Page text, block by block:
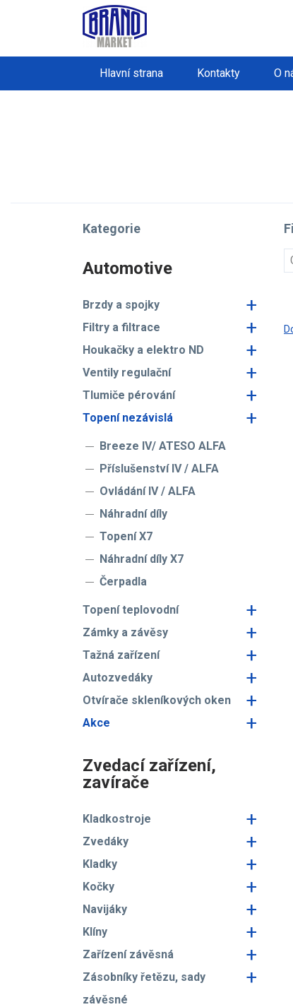
Hlavní strana Kontakty O
Kategorie
Automotive
Brzdy a spojky +
Filtry a filtrace +
Houkačky a elektro ND +
Ventily regulační +
Tlumiče pérování +
Topení nezávislá +
Breeze IV/ ATESO ALFA
Příslušenství IV / ALFA
Ovládání IV / ALFA
Náhradní díly
Topení X7
Náhradní díly X7
Čerpadla
Topení teplovodní +
Zámky a závěsy +
Tažná zařízení +
Autozvedáky +
Otvírače skleníkových oken +
Akce +
Zvedací zařízení,
zavírače
Kladkostroje +
Zvedáky +
Kladky +
Kočky +
Navijáky +
Klíny +
Zařízení závěsná +
Zásobníky řetězu, sady
závěsné
+